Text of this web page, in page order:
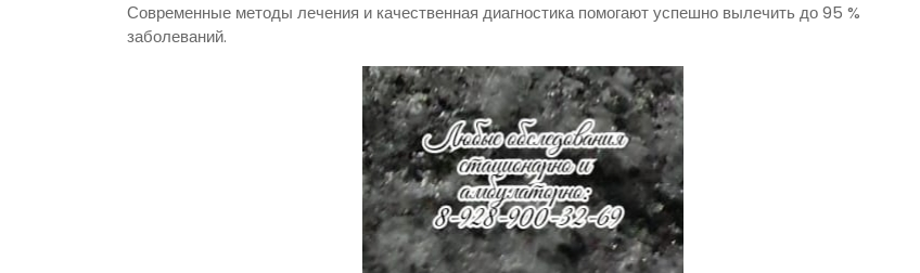
Современные методы лечения и качественная диагностика помогают успешно вылечить до 95 %
заболеваний.